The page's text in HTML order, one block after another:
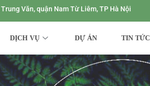
Văn, quận Nam Từ Liêm, TP Hà Nội
DỊCH VỤ DỰ ÁN TIN TỨC